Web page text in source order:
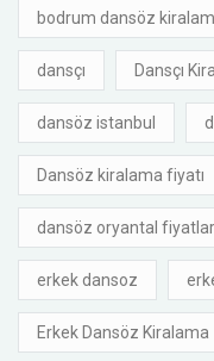
bodrum dansöz
dansçı Dansçı
dansöz istanbul
Dansöz kiralama fiyatı
dansöz oryantal
erkek dansoz
Erkek Dansöz Kiralama